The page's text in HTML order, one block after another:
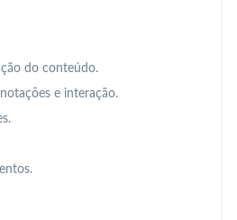
do conteúdo.
e interação.